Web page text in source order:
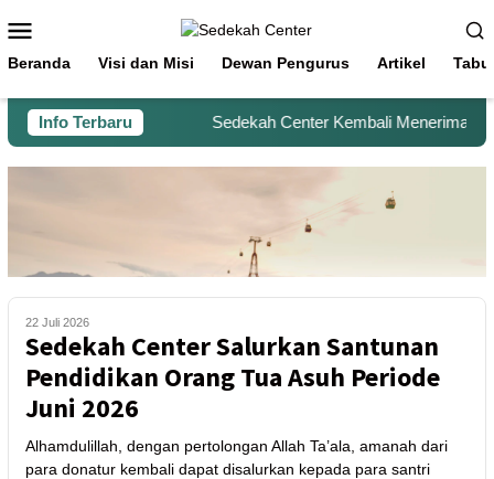
Beranda Visi dan Misi Dewan Pengurus Artikel
Info Terbaru Sedekah Center Kembali Menerima
22 Juli 2026
Sedekah Center Salurkan Santunan
Pendidikan Orang Tua Asuh Periode
Juni 2026
Alhamdulillah, dengan pertolongan Allah Ta’ala, amanah dari
para donatur kembali dapat disalurkan kepada para santri